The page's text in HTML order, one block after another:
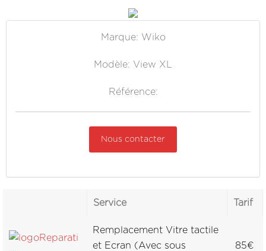
Marque: Wiko
Modèle: View XL
Référence:
Nous contacter
Service Tarif
Remplacement Vitre tactile
et Ecran (Avec sous
85€